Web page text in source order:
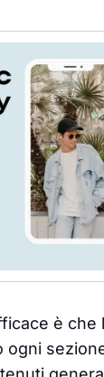
è che
ogni